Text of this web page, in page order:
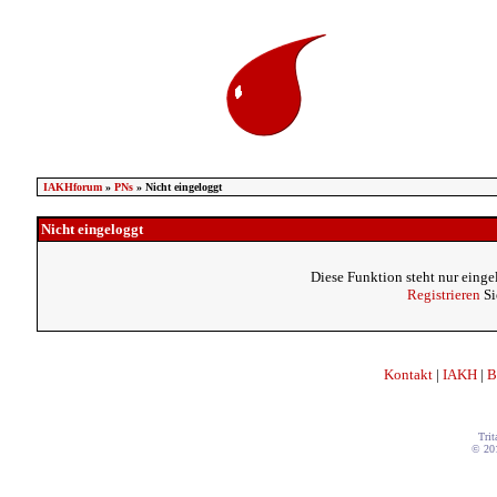
IAKHforum» PNs» Nicht eingeloggt
Nicht eingeloggt
Diese Funktion steht nur
Registrieren
Kontakt | IAKH |
©